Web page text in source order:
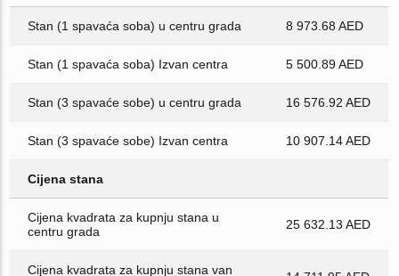
Stan (1 spavaća soba) u centru grada 8 973.68 AED
Stan (1 spavaća soba) Izvan centra 5 500.89 AED
Stan (3 spavaće sobe) u centru grada 16 576.92 AED
Stan (3 spavaće sobe) Izvan centra 10 907.14 AED
Cijena stana
Cijena kvadrata za kupnju stana u
centru grada
25 632.13 AED
Cijena kvadrata za kupnju stana van